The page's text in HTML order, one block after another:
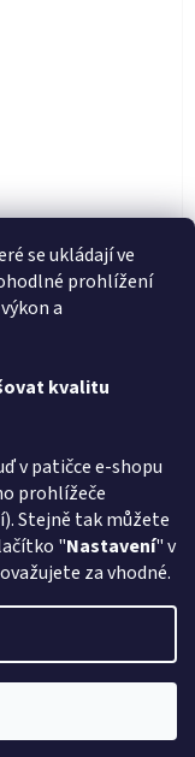
se ukládají ve
prohlížení
a
kvalitu
v patičce e-shopu
prohlížeče
Stejně tak můžete
"Nastavení" v
za vhodné.
vyhrazena.Upravit